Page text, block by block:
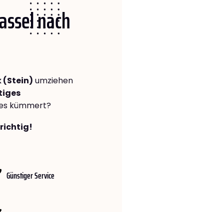
nach
(Stein) umziehen
kümmert?
richtig!
Günstiger Service